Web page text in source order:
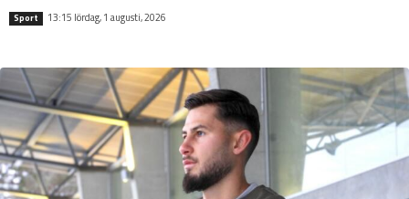
Sport 13:15 lördag, 1 augusti, 2026